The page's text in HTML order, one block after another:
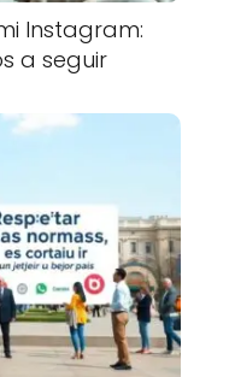
Instagram:
a seguir